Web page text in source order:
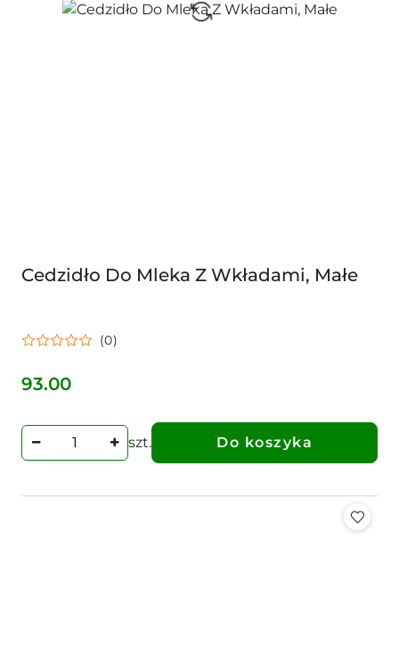
Cedzidło Do Mleka Z Wkładami, Małe
(0)
Cena:
93.00
szt. Do koszyka